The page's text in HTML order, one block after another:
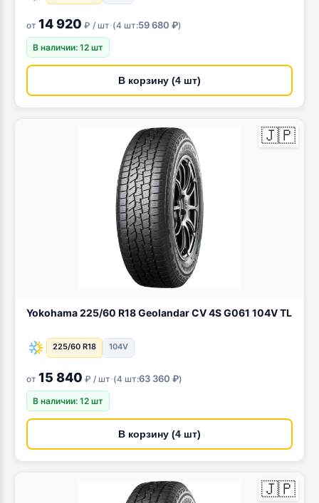
от 14 920 ₽ / шт·(4 шт:59 680 ₽)
В наличии: 12 шт
В корзину (4 шт)
🇯🇵
Yokohama 225/60 R18 Geolandar CV 4S G061 104V TL
225/60 R18 104V
от 15 840 ₽ / шт·(4 шт:63 360 ₽)
В наличии: 12 шт
В корзину (4 шт)
🇯🇵